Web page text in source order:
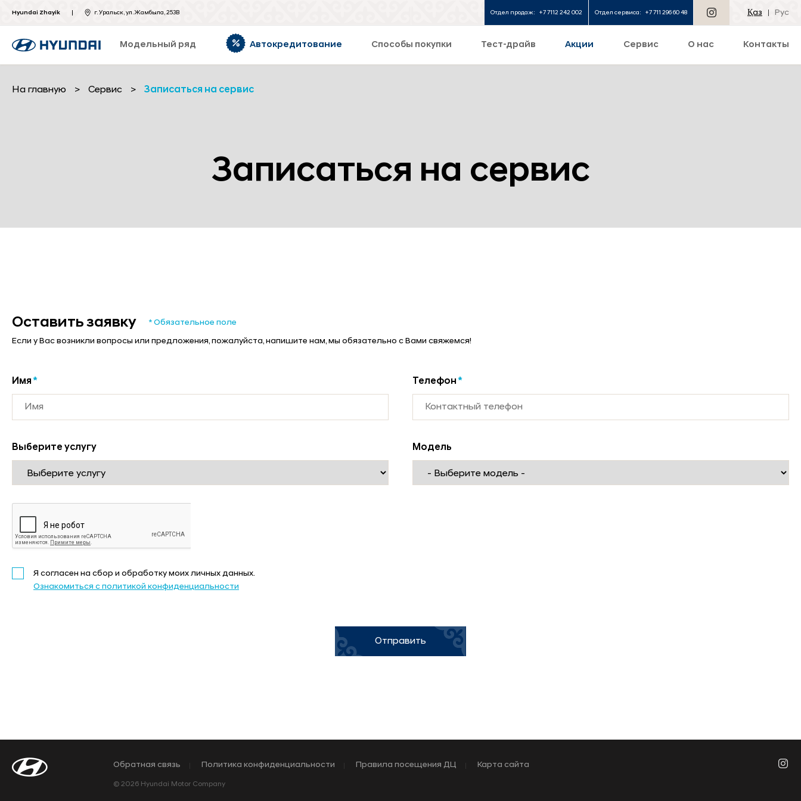
Hyundai Zhayik г. Уральск, ул. Жамбыла, 253В Отдел продаж: +7 7112 242 002 Отдел сервиса: +7 711 296 60 48 Қаз Рус
Модельный ряд Автокредитование Способы покупки Тест-драйв Акции Сервис О нас Контакты
На главную > Сервис > Записаться на сервис
Записаться на сервис
Оставить заявку * Обязательное поле
Если у Вас возникли вопросы или предложения, пожалуйста, напишите нам, мы обязательно с Вами свяжемся!
Имя* Телефон*
Выберите услугу Модель
Я согласен на сбор и обработку моих личных данных.
Ознакомиться с политикой конфиденциальности
Отправить
Обратная связь Политика конфиденциальности Правила посещения ДЦ Карта сайта
© 2026 Hyundai Motor Company